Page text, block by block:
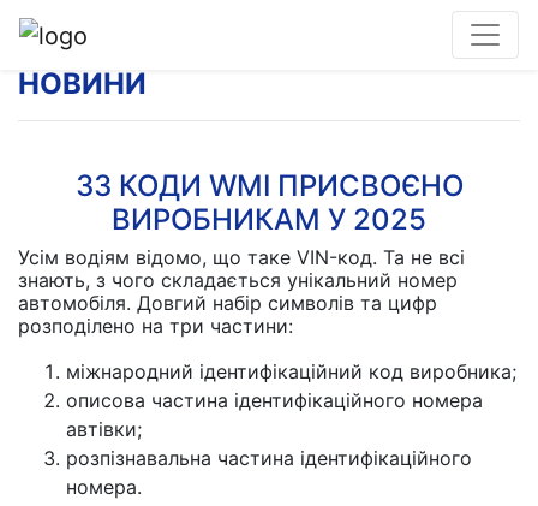
НОВИНИ
33 КОДИ WMI ПРИСВОЄНО
ВИРОБНИКАМ У 2025
Усім водіям відомо, що таке VIN-код. Та не всі
знають, з чого складається унікальний номер
автомобіля. Довгий набір символів та цифр
розподілено на три частини:
міжнародний ідентифікаційний код виробника;
описова частина ідентифікаційного номера
автівки;
розпізнавальна частина ідентифікаційного
номера.